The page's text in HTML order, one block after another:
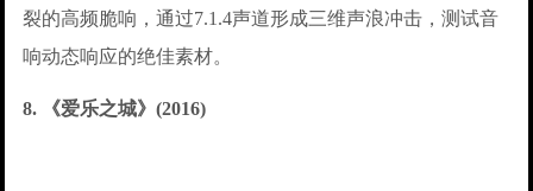
裂的高频脆响，通过7.1.4声道形成三维声浪冲击，测试音
响动态响应的绝佳素材。
8. 《爱乐之城》(2016)